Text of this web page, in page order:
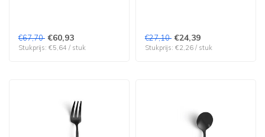
€67,70 €60,93
Stukprijs: €5,64 / stuk
€27,10 €24,39
Stukprijs: €2,26 / stuk